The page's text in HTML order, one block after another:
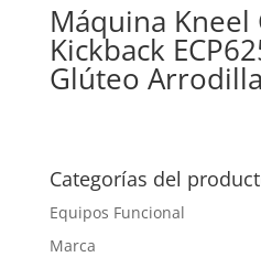
Máquina Kneel
Kickback
Glúteo
Categorías del
Equipos Funcional
Marca